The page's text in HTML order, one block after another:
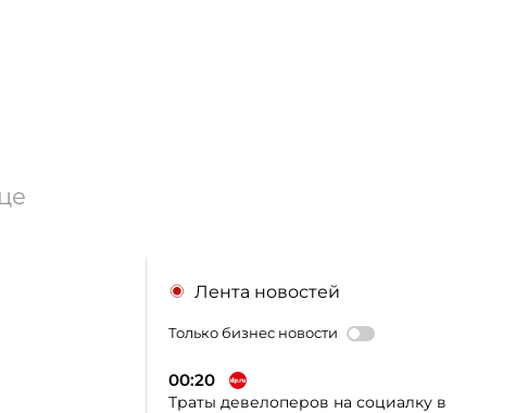
Лента новостей
Только бизнес новости
00:20
Траты девелоперов на социалку в